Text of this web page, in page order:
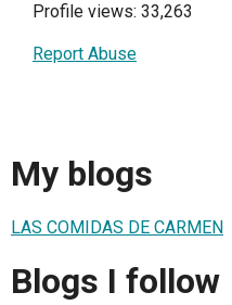
Profile views: 33,263
Report Abuse
My blogs
LAS COMIDAS DE CARMEN
Blogs I follow